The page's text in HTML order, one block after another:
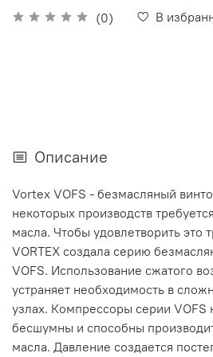
(0) В
Описание
Vortex VOFS - безмасляный
некоторых производств
масла. Чтобы удовлетворить это
VORTEX создала серию
VOFS. Использование сжатого
устраняет необходимость в
узлах. Компрессоры серии
бесшумны и способны
масла. Давление создается